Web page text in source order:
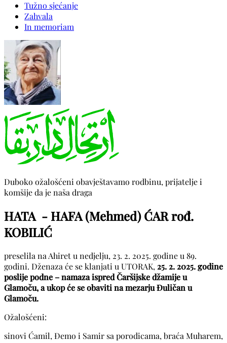
Tužno sjećanje
Zahvala
In memoriam
Duboko ožalošćeni obavještavamo rodbinu, prijatelje i
komšije da je naša draga
HATA - HAFA (Mehmed) ĆAR rođ.
KOBILIĆ
preselila na Ahiret u nedjelju, 23. 2. 2025. godine u 89.
godini. Dženaza će se klanjati u UTORAK, 25. 2. 2025. godine
poslije podne – namaza ispred Čaršijske džamije u
Glamoču, a ukop će se obaviti na mezarju Đuličan u
Glamoču.
Ožalošćeni:
sinovi Ćamil, Đemo i Samir sa porodicama, braća Muharem,